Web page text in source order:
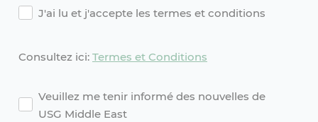
Agreement
J'ai lu et j'accepte les termes et conditions
Consultez ici: Termes et Conditions
agreement2
Veuillez me tenir informé des nouvelles de
USG Middle East